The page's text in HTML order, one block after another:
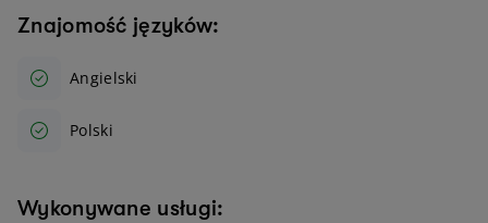
Znajomość języków:
Angielski
Polski
Wykonywane usługi: